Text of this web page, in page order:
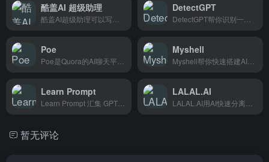
酷盖AI 超级助理 DetectGPT
Poe Myshell
Learn Prompt LALAL.AI
暂无评论